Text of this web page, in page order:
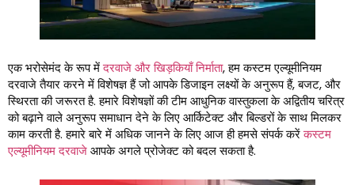
एक भरोसेमंद के रूप मेंदरवाजे और खिड़कियाँ निर्माता, हम कस्टम एल्यूमीनियम
दरवाजे तैयार करने में विशेषज्ञ हैं जो आपके डिजाइन लक्ष्यों के अनुरूप हैं, बजट, और
स्थिरता की जरूरत है. हमारे विशेषज्ञों की टीम आधुनिक वास्तुकला के अद्वितीय चरित्र
को बढ़ाने वाले अनुरूप समाधान देने के लिए आर्किटेक्ट और बिल्डरों के साथ मिलकर
काम करती है. हमारे बारे में अधिक जानने के लिए आज ही हमसे संपर्क करेंकस्टम
एल्यूमीनियम दरवाजेआपके अगले प्रोजेक्ट को बदल सकता है.